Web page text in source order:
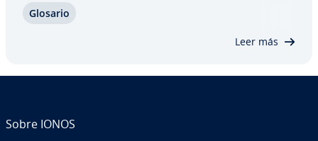
estas re­s­po­n­sa­bi­li­da­des en manos de expertos. Te
Glosario
Leer más
Sobre IONOS